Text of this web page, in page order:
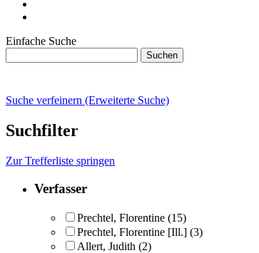
Einfache Suche
Suche verfeinern (Erweiterte Suche)
Suchfilter
Zur Trefferliste springen
Verfasser
Prechtel, Florentine (15)
Prechtel, Florentine [Ill.] (3)
Allert, Judith (2)